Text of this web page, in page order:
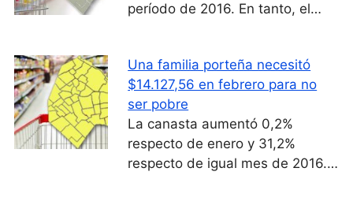
período de 2016. En tanto, el…
Una familia porteña necesitó
$14.127,56 en febrero para no
ser pobre
La canasta aumentó 0,2%
respecto de enero y 31,2%
respecto de igual mes de 2016.…